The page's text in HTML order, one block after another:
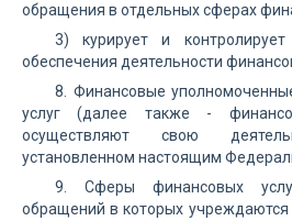
обращения в отдельных сферах
3) курирует и
обеспечения деятельности
8. Финансовые
услуг (далее также -
осуществляют свою
установленном настоящим
9. Сферы финансовых
обращений в которых